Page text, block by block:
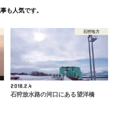
も人気です。
石狩地方
2018.2.4
石狩放水路の河口にある望洋橋